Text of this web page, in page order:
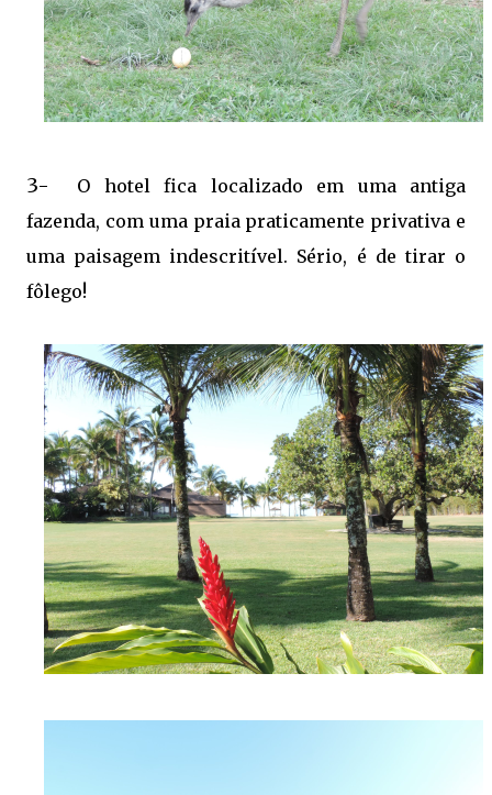
3-
O hotel fica localizado em uma antiga
fazenda, com uma praia praticamente privativa e
uma paisagem indescritível. Sério, é de tirar o
fôlego!